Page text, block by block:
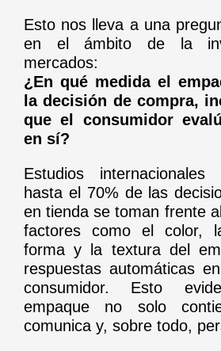
Esto nos lleva a una
en el ámbito de la
mercados:
¿En qué medida el
la decisión de compra,
que el consumidor
en sí?
Estudios internacionales
hasta el 70% de las
en tienda se toman frente
factores como el color,
forma y la textura del
respuestas automáticas
consumidor. Esto
empaque no solo
comunica y, sobre todo,